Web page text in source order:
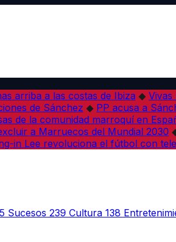
arriba a las costas de Ibiza ◆
de Sánchez ◆ PP acusa a
de la comunidad marroquí en
a Marruecos del Mundial 2030
in Lee revoluciona el fútbol con
Sucesos 239 Cultura 138